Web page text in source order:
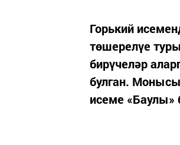
Горький
төшерелүе
бирүчеләр
булган.
исеме «Баулы»